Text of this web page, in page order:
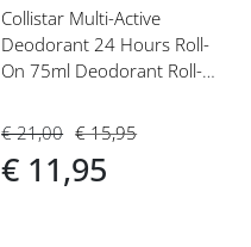
Collistar Multi-Active
Deodorant 24 Hours Roll-
On 75ml Deodorant Roll-
€ 21,00
€ 11,95
€ 15,95